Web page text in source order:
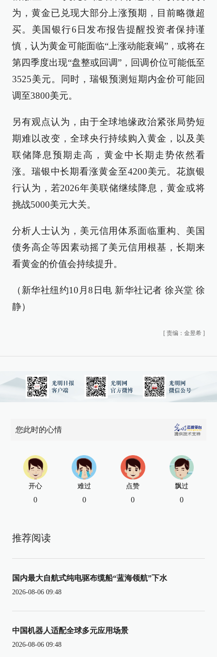
为，黄金已兑现大部分上涨预期，目前略微超
买。美国银行6日发布报告提醒投资者保持谨
慎，认为黄金可能面临“上涨动能衰竭”，或将在
第四季度出现“盘整或回调”，回调价位可能低至
3525美元。同时，瑞银预测短期内金价可能回
调至3800美元。
另有观点认为，由于全球地缘政治紧张局势短
期难以改变，全球央行持续购入黄金，以及美
联储降息预期走高，黄金中长期走势依然看
涨。瑞银中长期看涨黄金至4200美元。花旗银
行认为，若2026年美联储继续降息，黄金或将
挑战5000美元大关。
分析人士认为，美元信用体系面临重构、美国
债务高企等因素动摇了美元信用根基，长期来
看黄金的价值会持续提升。
（新华社纽约10月8日电 新华社记者 徐兴堂 徐
静）
[ 责编：金昱希 ]
您此时的心情
开心
0
难过
0
点赞
0
飘过
0
推荐阅读
国内最大自航式纯电驱布缆船“蓝海领航”下水
2026-08-06 09:48
中国机器人适配全球多元应用场景
2026-08-06 09:48